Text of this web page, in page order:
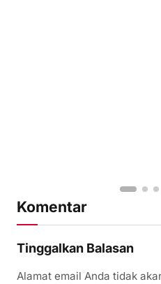
Komentar
Tinggalkan Balasan
Alamat email Anda tidak